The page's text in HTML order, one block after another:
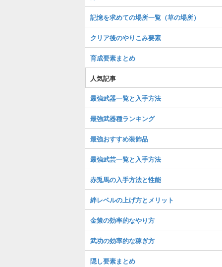
記憶を求めての場所一覧（草の場所）
クリア後のやりこみ要素
育成要素まとめ
人気記事
最強武器一覧と入手方法
最強武器種ランキング
最強おすすめ装飾品
最強武芸一覧と入手方法
赤兎馬の入手方法と性能
絆レベルの上げ方とメリット
金策の効率的なやり方
武功の効率的な稼ぎ方
隠し要素まとめ